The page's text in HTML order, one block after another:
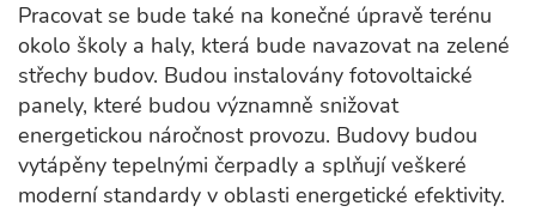
Pracovat se bude také na konečné úpravě terénu
okolo školy a haly, která bude navazovat na zelené
střechy budov. Budou instalovány fotovoltaické
panely, které budou významně snižovat
energetickou náročnost provozu. Budovy budou
vytápěny tepelnými čerpadly a splňují veškeré
moderní standardy v oblasti energetické efektivity.